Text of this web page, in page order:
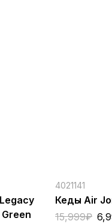
4021141
Кеды Air
15,999₽